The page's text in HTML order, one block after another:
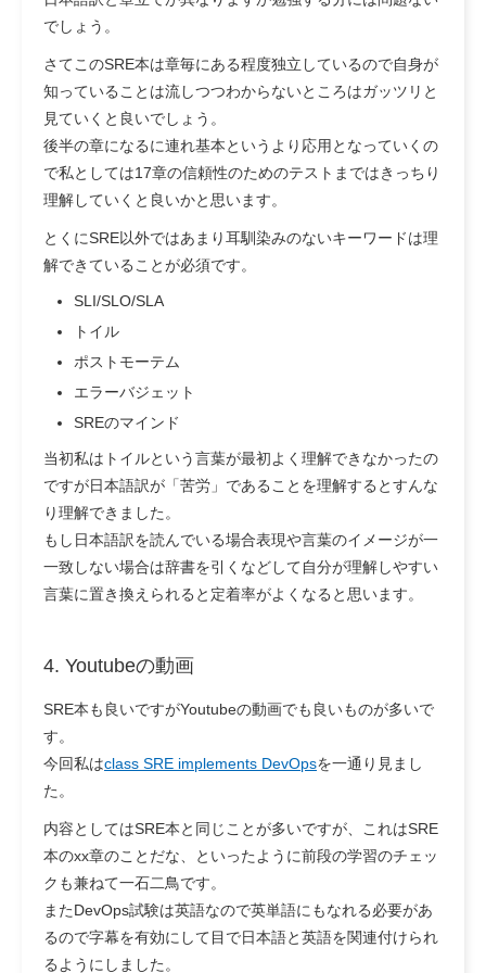
でしょう。
さてこのSRE本は章毎にある程度独立しているので自身が
知っていることは流しつつわからないところはガッツリと
見ていくと良いでしょう。
後半の章になるに連れ基本というより応用となっていくの
で私としては17章の信頼性のためのテストまではきっちり
理解していくと良いかと思います。
とくにSRE以外ではあまり耳馴染みのないキーワードは理
解できていることが必須です。
SLI/SLO/SLA
トイル
ポストモーテム
エラーバジェット
SREのマインド
当初私はトイルという言葉が最初よく理解できなかったの
ですが日本語訳が「苦労」であることを理解するとすんな
り理解できました。
もし日本語訳を読んでいる場合表現や言葉のイメージが一
一致しない場合は辞書を引くなどして自分が理解しやすい
言葉に置き換えられると定着率がよくなると思います。
4. Youtubeの動画
SRE本も良いですがYoutubeの動画でも良いものが多いで
す。
今回私はclass SRE implements DevOpsを一通り見まし
た。
内容としてはSRE本と同じことが多いですが、これはSRE
本のxx章のことだな、といったように前段の学習のチェッ
クも兼ねて一石二鳥です。
またDevOps試験は英語なので英単語にもなれる必要があ
るので字幕を有効にして目で日本語と英語を関連付けられ
るようにしました。